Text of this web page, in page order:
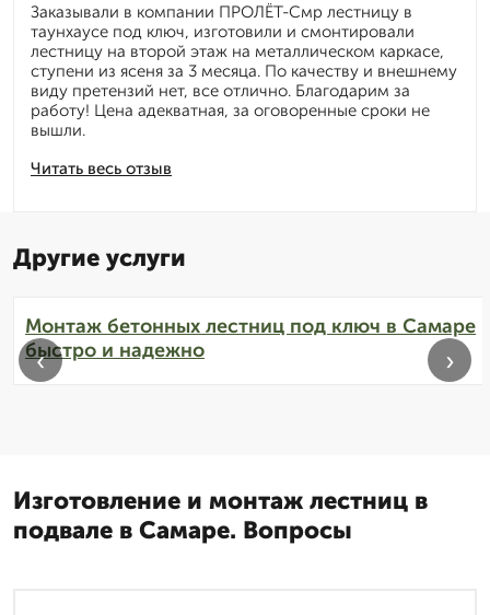
Читать весь отзыв
Заказывали в компании ПРОЛЁТ-Смр лестницу в
таунхаусе под ключ, изготовили и смонтировали
лестницу на второй этаж на металлическом каркасе,
ступени из ясеня за 3 месяца. По качеству и внешнему
виду претензий нет, все отлично. Благодарим за
работу! Цена адекватная, за оговоренные сроки не
вышли.
Другие услуги
Монтаж бетонных лестниц под ключ в Самаре
быстро и надежно
‹ ›
Изготовление и монтаж лестниц в
подвале в Самаре. Вопросы